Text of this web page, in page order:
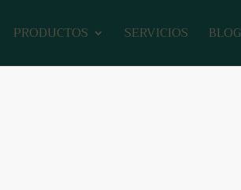
PRODUCTOS SERVICIOS BLOG